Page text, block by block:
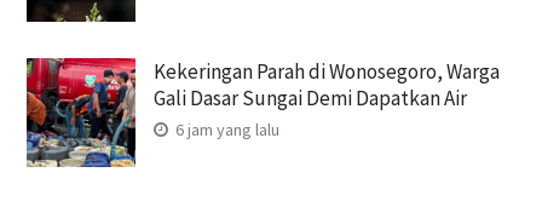
Kekeringan Parah di Wonosegoro, Warga
Gali Dasar Sungai Demi Dapatkan Air
6 jam yang lalu